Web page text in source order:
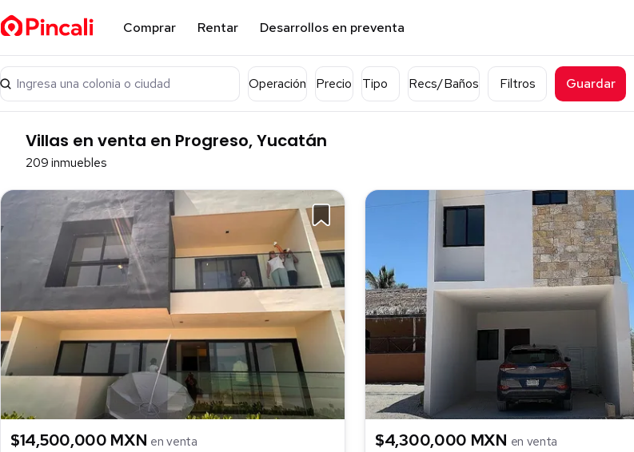
Comprar Rentar Desarrollos en preventa
Ingresa una colonia o ciudad Operación Precio Tipo Recs/Baños Filtros Guardar
Villas en venta en Progreso, Yucatán
209 inmuebles
$14,500,000 MXN en venta
$4,300,000 MXN en venta